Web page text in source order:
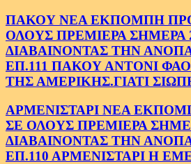
ΠΑΚΟΥ ΝΕΑ ΕΚΠΟΜΠΗ
ΟΛΟΥΣ ΠΡΕΜΙΕΡΑ ΣΗΜΕΡΑ
ΔΙΑΒΑΙΝΟΝΤΑΣ ΤΗΝ
ΕΠ.111 ΠΑΚΟΥ ΑΝΤΟΝΙ
ΤΗΣ ΑΜΕΡΙΚΗΣ.ΓΙΑΤΙ
ΑΡΜΕΝΙΣΤΑΡΙ ΝΕΑ
ΣΕ ΟΛΟΥΣ ΠΡΕΜΙΕΡΑ
ΔΙΑΒΑΙΝΟΝΤΑΣ ΤΗΝ
ΕΠ.110 ΑΡΜΕΝΙΣΤΑΡΙ Η